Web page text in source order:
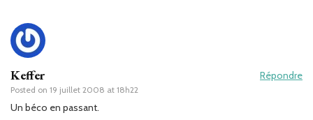
Keffer
Posted on 19 juillet 2008 at 18h22
Répondre
Un béco en passant.